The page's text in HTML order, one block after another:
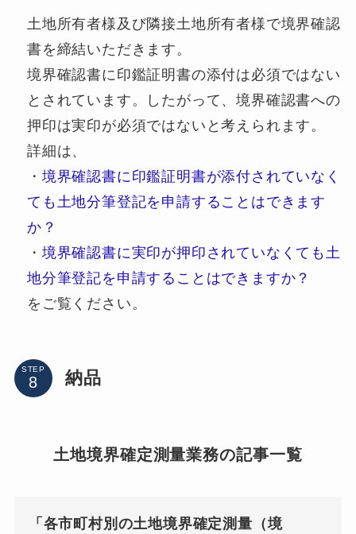
土地所有者様及び隣接土地所有者様で境界確認
書を締結いただきます。
境界確認書に印鑑証明書の添付は必須ではない
とされています。したがって、境界確認書への
押印は実印が必須ではないと考えられます。
詳細は、
・ 境界確認書に印鑑証明書が添付されていなく
ても土地分筆登記を申請することはできます
か？
・ 境界確認書に実印が押印されていなくても土
地分筆登記を申請することはできますか？
をご覧ください。
STEP 納品
土地境界確定測量業務の記事一覧
「各市町村別の土地境界確定測量（境